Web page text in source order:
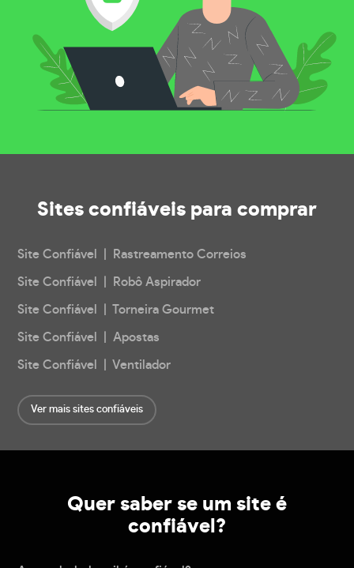
Sites confiáveis para comprar
Site Confiável | Rastreamento Correios
Site Confiável | Robô Aspirador
Site Confiável | Torneira Gourmet
Site Confiável | Apostas
Site Confiável | Ventilador
Ver mais sites confiáveis
Quer saber se um site é
confiável?